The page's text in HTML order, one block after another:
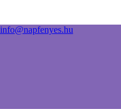
info@napfenyes.hu